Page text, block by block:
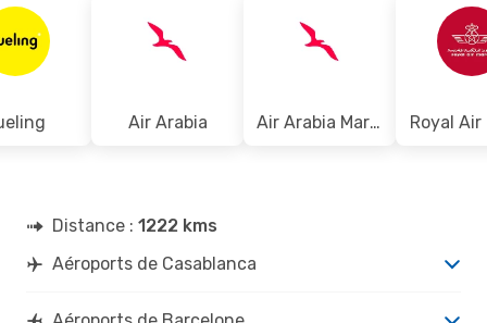
Air Arabia Air Arabia Maroc Royal Air
Distance : 1222 kms
Aéroports de Casablanca